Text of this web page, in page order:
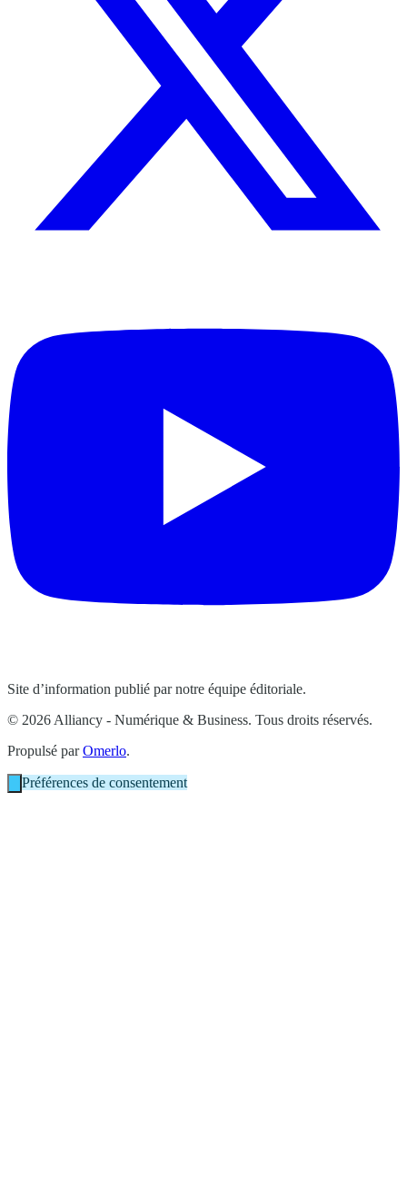
Site d’information publié par notre équipe éditoriale.
© 2026 Alliancy - Numérique & Business. Tous droits réservés.
Propulsé parOmerlo.
Préférences de consentement